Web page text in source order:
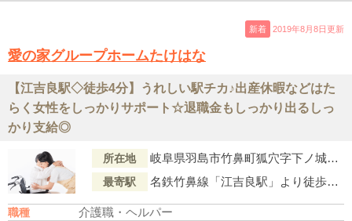
新着 2019年8月8日更新
愛の家グループホームたけはな
【江吉良駅◇徒歩4分】うれしい駅チカ♪出産休暇などはた
らく女性をしっかりサポート☆退職金もしっかり出るしっ
かり支給◎
所在地 岐阜県羽島市竹鼻町狐穴字下ノ城西1831-1
最寄駅 名鉄竹鼻線「江吉良駅」より徒歩4分
職種 介護職・ヘルパー